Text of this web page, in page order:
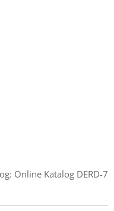
Online Katalog DERD-7